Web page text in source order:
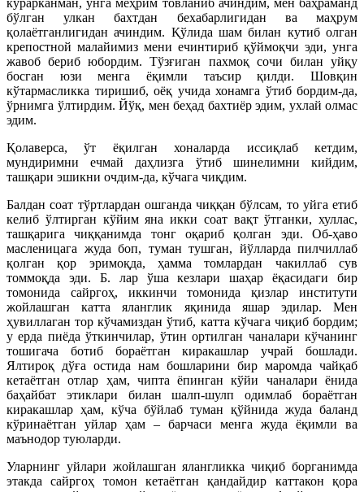
бўлган улкан бахтдан бехабарлигидан ва маҳрум
қолаётганлигидан ачиндим. Қўлида шам билан кутиб олган
крепостной малайимиз мени ечинтириб қўймоқчи эди, унга
жавоб бериб юбордим. Тўзғиган пахмоқ сочи билан уйқу
босган юзи менга ёқимли таъсир қилди. Шовқин
кўтармасликка тиришиб, оёқ учида хонамга ўтиб бордим-да,
ўрнимга ўлтирдим. Йўқ, мен беҳад бахтиёр эдим, ухлай олмас
эдим.
Қолаверса, ўт ёқилган хоналарда иссиқлаб кетдим,
мундиримни ечмай даҳлизга ўтиб шинелимни кийдим,
ташқари эшикни очдим-да, кўчага чиқдим.
Балдан соат тўртлардан ошганда чиққан бўлсам, то уйга етиб
келиб ўлтирган кўйим яна икки соат вақт ўтганки, хуллас,
ташқарига чиққанимда тонг оқариб қолган эди. Об-ҳаво
масленицага жуда боп, туман тушган, йўлларда пилчиллаб
қолган қор эримоқда, ҳамма томлардан чакиллаб сув
томмоқда эди. Б. лар ўша кезлари шаҳар ёқасидаги бир
томонида сайргоҳ, иккинчи томонида қизлар институти
жойлашган катта яланглик яқинида яшар эдилар. Мен
ҳувиллаган тор кўчамиздан ўтиб, катта кўчага чиқиб бордим;
у ерда пиёда ўткинчилар, ўтин ортилган чаналари кўчанинг
тошигача ботиб бораётган киракашлар учрай бошлади.
Ялтироқ дўға остида нам бошларини бир маромда чайқаб
кетаётган отлар ҳам, чипта ёпинган кўйи чаналари ёнида
баҳайбат этиклари билан шалп-шулп одимлаб бораётган
киракашлар ҳам, кўча бўйлаб туман қўйнида жуда баланд
кўринаётган уйлар ҳам – барчаси менга жуда ёқимли ва
маънодор туюларди.
Уларнинг уйлари жойлашган ялангликка чиқиб борганимда
этакда сайргоҳ томон кетаётган қандайдир каттакон қора